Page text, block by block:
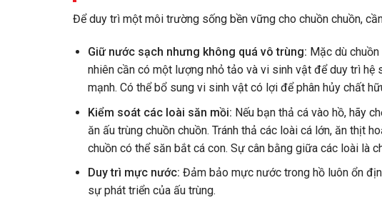
Để duy trì một môi trường sống bền vững cho chuồn chuồn,
Giữ nước sạch nhưng không quá vô trùng: Mặc dù
nhiên cần có một lượng nhỏ tảo và vi sinh vật để duy trì hệ
mạnh. Có thể bổ sung vi sinh vật có lợi để phân hủy chất
Kiểm soát các loài săn mồi: Nếu bạn thả cá vào hồ, hãy
ăn ấu trùng chuồn chuồn. Tránh thả các loài cá lớn, ăn thịt
chuồn có thể săn bắt cá con. Sự cân bằng giữa các loài là
Duy trì mực nước: Đảm bảo mực nước trong hồ luôn ổn
sự phát triển của ấu trùng.